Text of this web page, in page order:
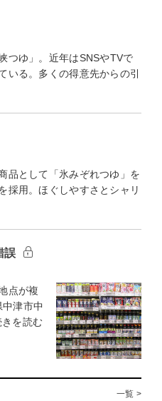
つゆ」。近年はSNSやTVで
る。多くの得意先からの引
品として「氷みぞれつゆ」を
採用。ほぐしやすさとシャリ
誤
点が複
津市中
を読む
一覧 >